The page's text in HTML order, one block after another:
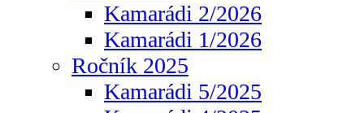
Kamarádi 2/2026
Kamarádi 1/2026
Ročník 2025
Kamarádi 5/2025